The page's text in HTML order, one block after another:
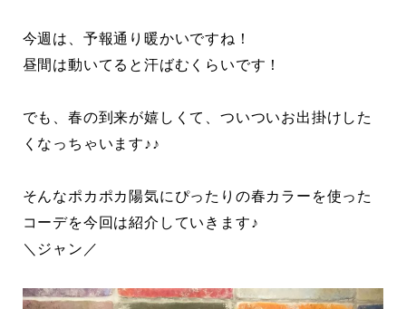
今週は、予報通り暖かいですね！
昼間は動いてると汗ばむくらいです！
でも、春の到来が嬉しくて、ついついお出掛けした
くなっちゃいます♪♪
そんなポカポカ陽気にぴったりの春カラーを使った
コーデを今回は紹介していきます♪
＼ジャン／